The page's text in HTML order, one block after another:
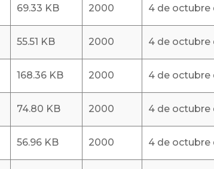
69.33 KB 2000 4 de octubre
55.51 KB 2000 4 de octubre
168.36 KB 2000 4 de octubre
74.80 KB 2000 4 de octubre
56.96 KB 2000 4 de octubre